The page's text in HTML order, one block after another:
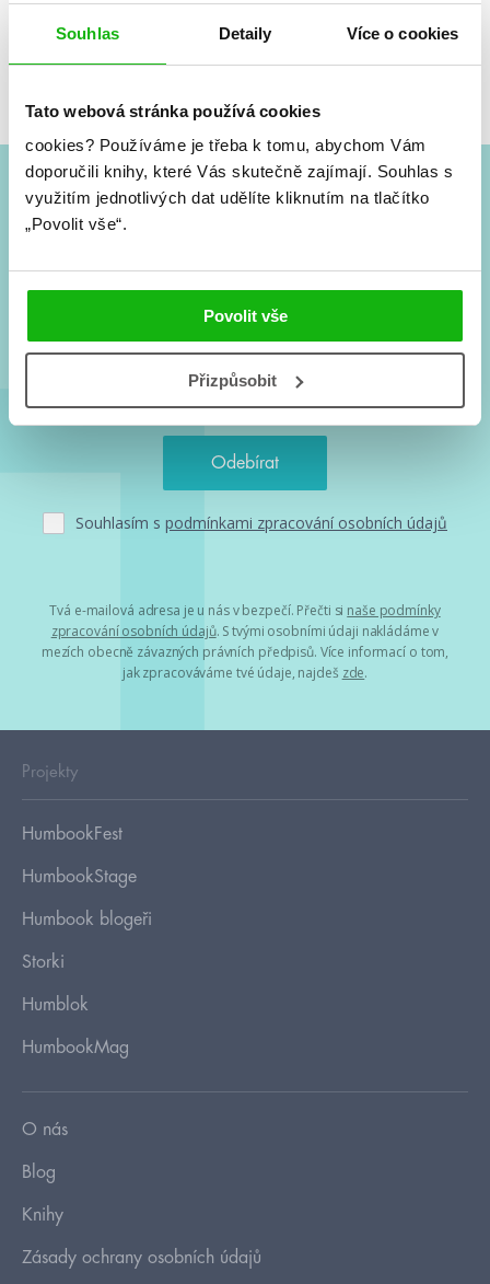
Souhlas Detaily Více o cookies
Tato webová stránka používá cookies
cookies? Používáme je třeba k tomu, abychom Vám
doporučili knihy, které Vás skutečně zajímají. Souhlas s
využitím jednotlivých dat udělíte kliknutím na tlačítko
„Povolit vše“.
Povolit vše
Přizpůsobit
#HumbookNews
Souhlasím s podmínkami zpracování osobních údajů
Tvá e-mailová adresa je u nás v bezpečí. Přečti si naše podmínky
zpracování osobních údajů. S tvými osobními údaji nakládáme v
mezích obecně závazných právních předpisů. Více informací o tom,
jak zpracováváme tvé údaje, najdeš zde.
Projekty
HumbookFest
HumbookStage
Humbook blogeři
Storki
Humblok
HumbookMag
O nás
Blog
Knihy
Zásady ochrany osobních údajů